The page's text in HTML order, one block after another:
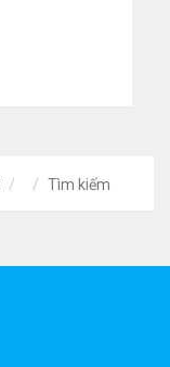
Tìm kiếm